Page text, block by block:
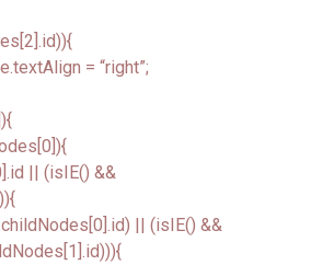
= “right”;
|| (isIE() &&
|| (isIE() &&